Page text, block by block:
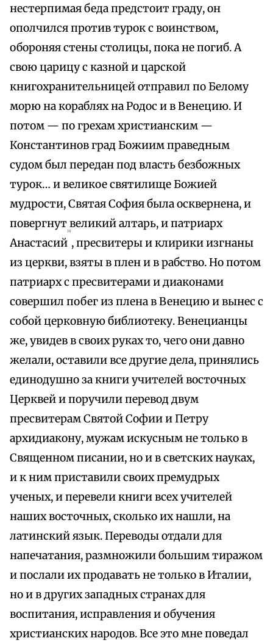
нестерпимая беда предстоит граду, он
ополчился против турок с воинством,
обороняя стены столицы, пока не погиб. А
свою царицу с казной и царской
книгохранительницей отправил по Белому
морю на кораблях на Родос и в Венецию. И
потом — по грехам христианским —
Константинов град Божиим праведным
судом был передан под власть безбожных
турок… и великое святилище Божией
мудрости, Святая София была осквернена, и
повергнут великий алтарь, и патриарх
Анастасий
{4}
, пресвитеры и клирики изгнаны
из церкви, взяты в плен и в рабство. Но потом
патриарх с пресвитерами и диаконами
совершил побег из плена в Венецию и вынес с
собой церковную библиотеку. Венецианцы
же, увидев в своих руках то, чего они давно
желали, оставили все другие дела, принялись
единодушно за книги учителей восточных
Церквей и поручили перевод двум
пресвитерам Святой Софии и Петру
архидиакону, мужам искусным не только в
Священном писании, но и в светских науках,
и к ним приставили своих премудрых
ученых, и перевели книги всех учителей
наших восточных, сколько их нашли, на
латинский язык. Переводы отдали для
напечатания, размножили большим тиражом
и послали их продавать не только в Италии,
но и в других западных странах для
воспитания, исправления и обучения
христианских народов. Все это мне поведал